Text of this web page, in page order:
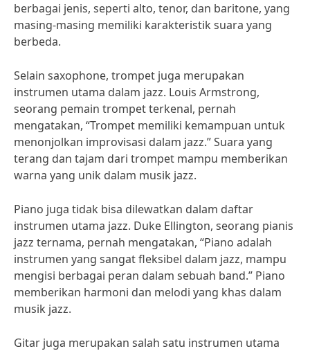
berbagai jenis, seperti alto, tenor, dan baritone, yang
masing-masing memiliki karakteristik suara yang
berbeda.
Selain saxophone, trompet juga merupakan
instrumen utama dalam jazz. Louis Armstrong,
seorang pemain trompet terkenal, pernah
mengatakan, “Trompet memiliki kemampuan untuk
menonjolkan improvisasi dalam jazz.” Suara yang
terang dan tajam dari trompet mampu memberikan
warna yang unik dalam musik jazz.
Piano juga tidak bisa dilewatkan dalam daftar
instrumen utama jazz. Duke Ellington, seorang pianis
jazz ternama, pernah mengatakan, “Piano adalah
instrumen yang sangat fleksibel dalam jazz, mampu
mengisi berbagai peran dalam sebuah band.” Piano
memberikan harmoni dan melodi yang khas dalam
musik jazz.
Gitar juga merupakan salah satu instrumen utama